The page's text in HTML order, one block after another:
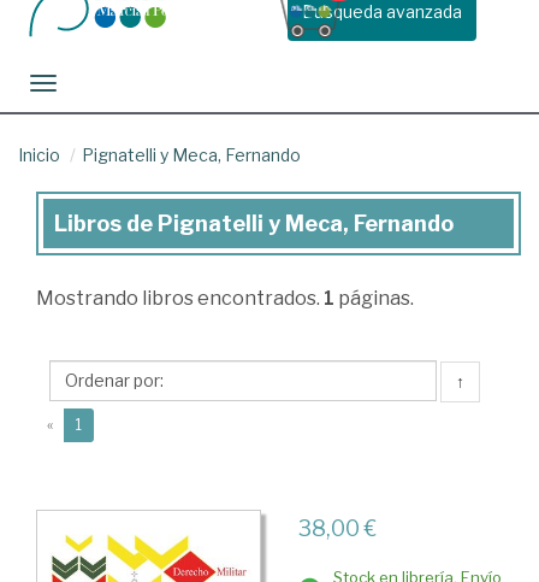
Busqueda avanzada
Toggle navigation
Inicio Pignatelli y Meca, Fernando
Libros
Pignatelli
Meca,
Fernando
Libros de Pignatelli y Meca, Fernando
Mostrando libros encontrados. 1 páginas.
↑
« 1
38,00 €
Stock en librería. Envío